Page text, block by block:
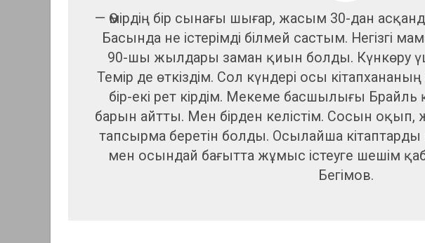
— Өмірдің бір сынағы шығар, жасым 30-дан
Басында не істерімді білмей састым. Негізгі
90-шы жылдары заман қиын болды. Күнкөру
Темір де өткіздім. Сол күндері осы
бір-екі рет кірдім. Мекеме басшылығы Брайль
барын айтты. Мен бірден келістім. Сосын оқып,
тапсырма беретін болды. Осылайша кітаптарды
мен осындай бағытта жұмыс істеуге шешім
Бегімов.